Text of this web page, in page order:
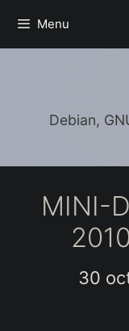
Menu
Debian,
MINI-
30